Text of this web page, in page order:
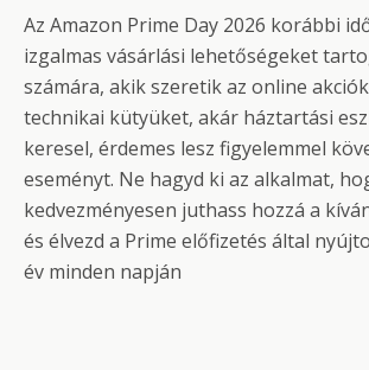
Az Amazon Prime Day 2026 korábbi
izgalmas vásárlási lehetőségeket
számára, akik szeretik az online
technikai kütyüket, akár háztartási
keresel, érdemes lesz figyelemmel
eseményt. Ne hagyd ki az alkalmat,
kedvezményesen juthass hozzá a
és élvezd a Prime előfizetés által
év minden napján